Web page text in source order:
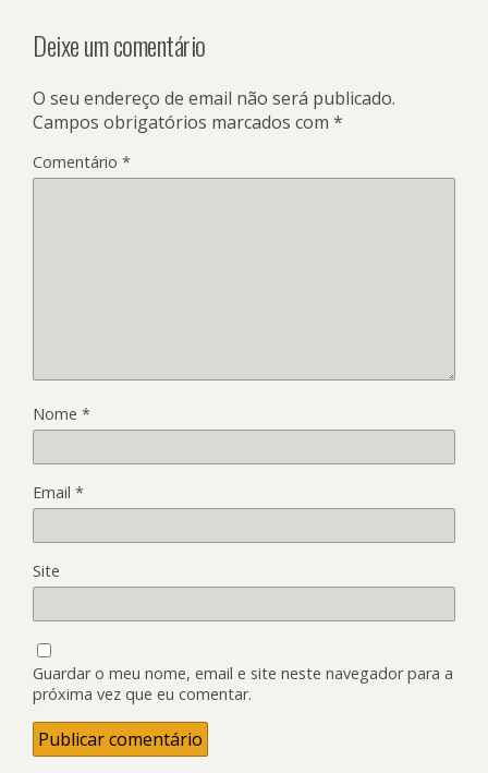
Deixe um comentário
O seu endereço de email não será publicado.
Campos obrigatórios marcados com *
Comentário *
Nome *
Email *
Site
Guardar o meu nome, email e site neste navegador para a
próxima vez que eu comentar.